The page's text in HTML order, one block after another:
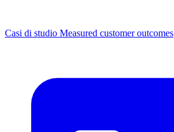
Casi di studio Measured customer outcomes